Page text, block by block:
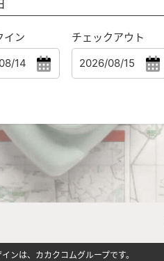
イン チェックアウト
ンは、カカクコムグループです。